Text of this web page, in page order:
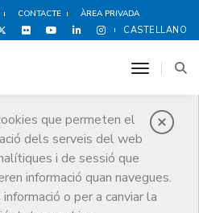
CONTACTE ÀREA PRIVADA
CASTELLANO
que permeten el
dels serveis del web
i de sessió que
informació quan navegues.
o per a canviar la
toggle
Edició 2014